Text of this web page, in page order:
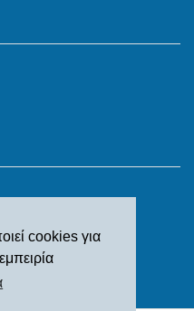
cookies για